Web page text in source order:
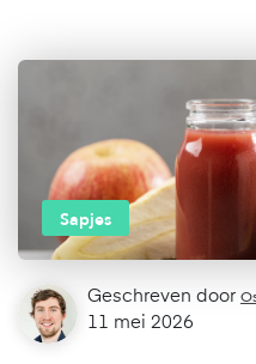
Sapjes
Geschreven door
11 mei 2026